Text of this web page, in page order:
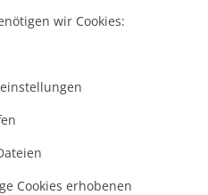
wir Cookies:
Cookies erhobenen